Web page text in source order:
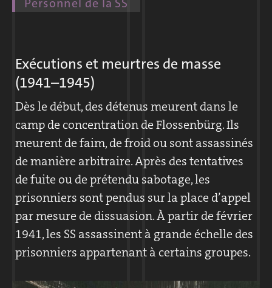
de l’administration, tailleurs de pierre,
conducteurs et apprentis travaillent pour la
DESt. Nombre d’entre eux ont des contacts
réguliers avec les prisonniers.
systématique des personnes qui
appartiennent aux races dites « inférieures ».
La SS possède de surcroît ses propres
entreprises économiques.
Dans un camp de concentration, les divisions
SS Têtes de mort sont réparties entre l’état-
major de la Kommandantur et les
Wachsturmbann (unités SS de troupes de
garde). À la tête du camp se tient le
Kommandant. Avec les sections qui sont
sous ses ordres, il décide du sort des
prisonniers.
Exécutions et meurtres de masse
(1941–1945)
Dès le début, des détenus meurent dans le
camp de concentration de Flossenbürg. Ils
meurent de faim, de froid ou sont assassinés
de manière arbitraire. Après des tentatives
de fuite ou de prétendu sabotage, les
prisonniers sont pendus sur la place d’appel
par mesure de dissuasion. À partir de février
1941, les SS assassinent à grande échelle des
prisonniers appartenant à certains groupes.